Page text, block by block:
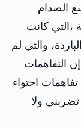
الصدام
،التي كانت
والتي لم
التفاهمات
احتواء
ولا